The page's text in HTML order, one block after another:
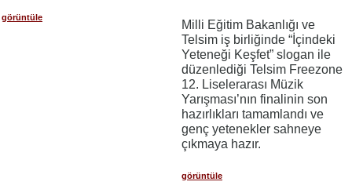
görüntüle
Milli Eğitim Bakanlığı ve
Telsim iş birliğinde “İçindeki
Yeteneği Keşfet” slogan ile
düzenlediği Telsim Freezone
12. Liselerarası Müzik
Yarışması’nın finalinin son
hazırlıkları tamamlandı ve
genç yetenekler sahneye
çıkmaya hazır.
görüntüle